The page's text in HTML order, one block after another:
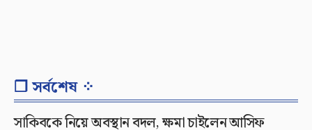
❐ সর্বশেষ ⁘
সাকিবকে নিয়ে অবস্থান বদল, ক্ষমা চাইলেন আসিফ